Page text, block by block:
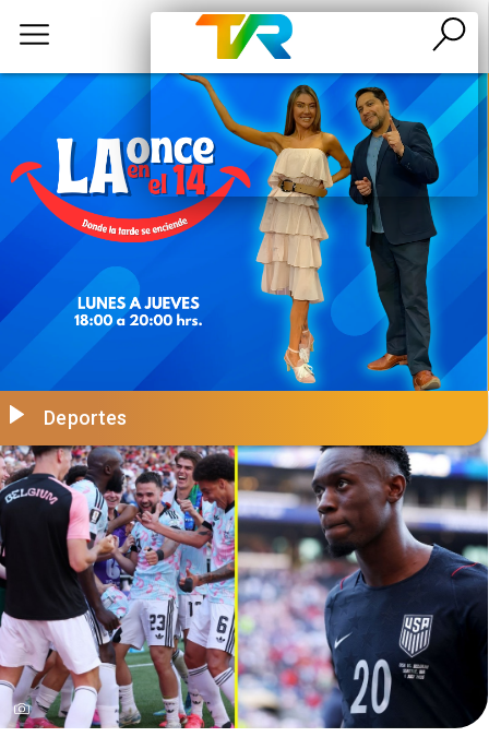
Deportes